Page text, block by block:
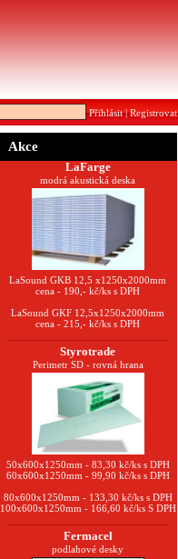
Přihlásit|Registrovat
Akce
LaFarge
modrá akustická deska
LaSound GKB 12,5 x1250x2000mm
cena - 190,- kč/ks s DPH
LaSound GKF 12,5x1250x2000mm
cena - 215,- kč/ks s DPH
Styrotrade
Perimetr SD - rovná hrana
50x600x1250mm - 83,30 kč/ks s DPH
60x600x1250mm - 99,90 kč/ks s DPH
80x600x1250mm - 133,30 kč/ks s DPH
100x600x1250mm - 166,60 kč/ks S DPH
Fermacel
podlahové desky